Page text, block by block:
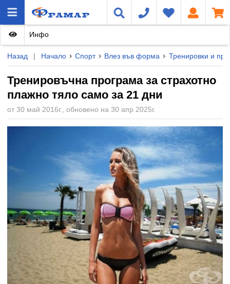
Назад | Начало Спорт Влез във форма Тренировки и
Тренировъчна програма за страхотно
плажно тяло само за 21 дни
от 30 май 2016г., обновено на 30 апр 2025г.
Инфо